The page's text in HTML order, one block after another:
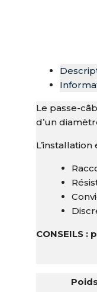
Le passe-
d’un
CONSEILS
Poids